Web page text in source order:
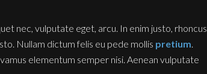
nec, vulputate eget, arcu. In enim justo, rhoncus
Nullam dictum felis eu pede mollis pretium.
elementum semper nisi. Aenean vulputate